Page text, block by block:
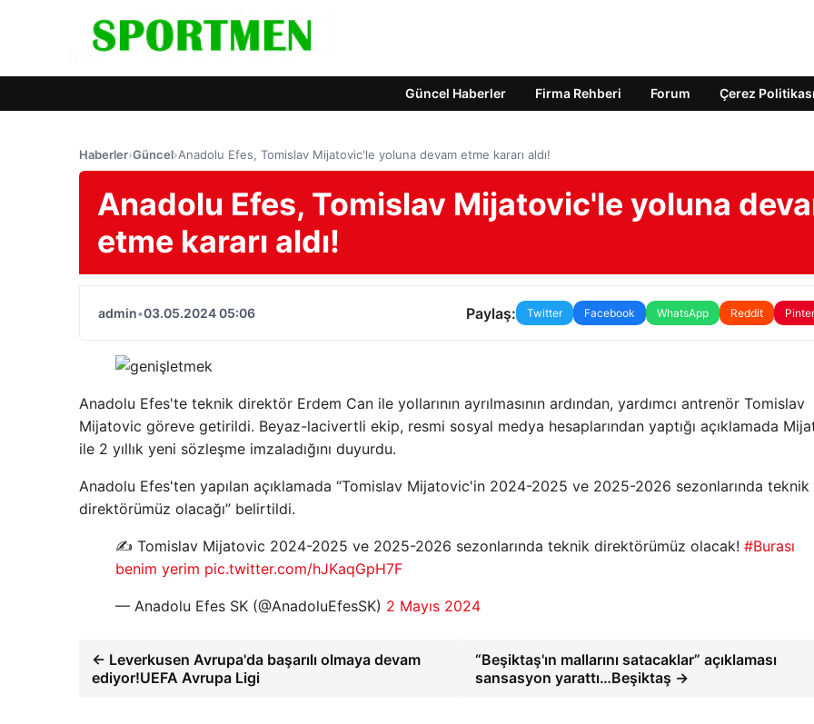
Güncel Haberler Firma Rehberi Forum Çerez Politikası
Haberler›Güncel›Anadolu Efes, Tomislav Mijatovic'le yoluna devam etme kararı aldı!
Anadolu Efes, Tomislav Mijatovic'le yoluna
etme kararı aldı!
admin•03.05.2024 05:06 Paylaş: Twitter Facebook WhatsApp Reddit
Anadolu Efes'te teknik direktör Erdem Can ile yollarının ayrılmasının ardından, yardımcı antrenör Tomislav
Mijatovic göreve getirildi. Beyaz-lacivertli ekip, resmi sosyal medya hesaplarından yaptığı açıklamada
ile 2 yıllık yeni sözleşme imzaladığını duyurdu.
Anadolu Efes'ten yapılan açıklamada “Tomislav Mijatovic'in 2024-2025 ve 2025-2026 sezonlarında teknik
direktörümüz olacağı” belirtildi.
✍️ Tomislav Mijatovic 2024-2025 ve 2025-2026 sezonlarında teknik direktörümüz olacak! #Burası
benim yerim pic.twitter.com/hJKaqGpH7F
— Anadolu Efes SK (@AnadoluEfesSK) 2 Mayıs 2024
← Leverkusen Avrupa'da başarılı olmaya devam
ediyor!UEFA Avrupa Ligi
“Beşiktaş'ın mallarını satacaklar” açıklaması
sansasyon yarattı…Beşiktaş →